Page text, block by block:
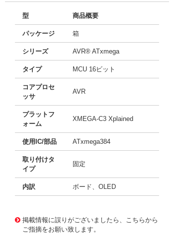
型 商品概要
パッケージ 箱
シリーズ AVR® ATxmega
タイプ MCU 16ビット
コアプロセ
ッサ
AVR
プラットフ
ォーム
XMEGA-C3 Xplained
使用IC/部品 ATxmega384
取り付けタ
イプ
固定
内訳 ボード、OLED
掲載情報に誤りがございましたら、こちらから
ご指摘をお願い致します。